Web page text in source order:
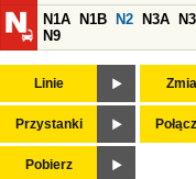
N1A
N1B N2 N3A
N9
Linie
Przystanki
Pobierz